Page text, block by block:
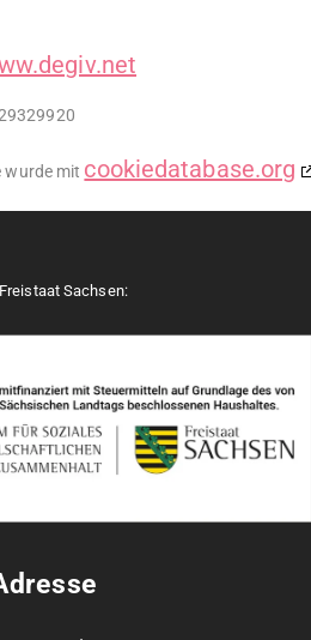
wurde mit cookiedatabase.org
Sachsen: